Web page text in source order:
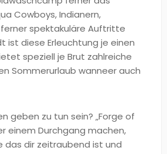
Cowboys, Indianern,
ferner spektakuläre Auftritte
diese Erleuchtung je einen
speziell je Brut zahlreiche
Sommerurlaub wanneer auch
geben zu tun sein? „Forge of
einem Durchgang machen,
das dir zeitraubend ist und